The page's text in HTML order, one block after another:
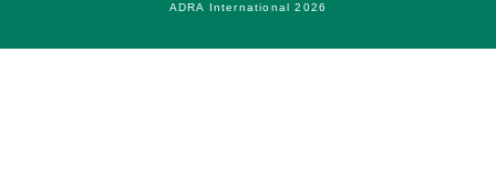
ADRA International 2026